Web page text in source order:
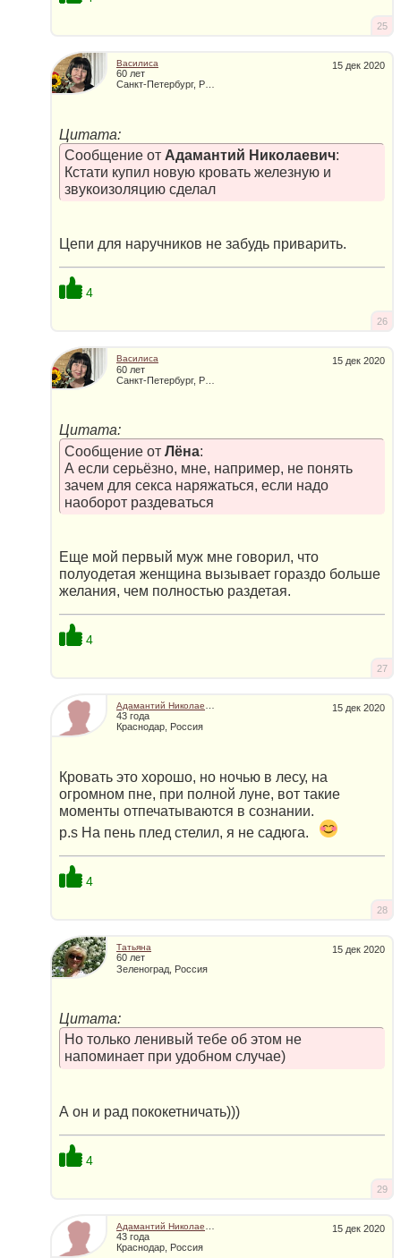
25
15 дек 2020
Василиса
60 лет
Цитата:
Сообщение от Адамантий Николаевич:
Кстати купил новую кровать железную и
звукоизоляцию сделал
Цепи для наручников не забудь приварить.
4
26
15 дек 2020
Василиса
60 лет
Цитата:
Сообщение от Лёна:
А если серьёзно, мне, например, не понять
зачем для сeкcа наряжаться, если надо
наоборот раздеваться
Еще мой первый муж мне говорил, что
полуодетая женщина вызывает гораздо больше
желания, чем полностью раздетая.
4
27
15 дек 2020
43 года
Краснодар, Россия
Кровать это хорошо, но ночью в лесу, на
огромном пне, при полной луне, вот такие
моменты отпечатываются в сознании.
p.s На пень плед стелил, я не садюга.
4
28
15 дек 2020
Татьяна
60 лет
Зеленоград, Россия
Цитата:
Но только ленивый тебе об этом не
напоминает при удобном случае)
А он и рад пококетничать)))
4
29
15 дек 2020
43 года
Краснодар, Россия